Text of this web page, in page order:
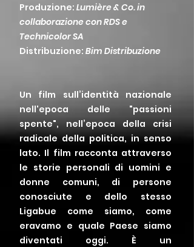
Produzione: Lumière & Co. in
collaborazione con RDS e
Technicolor SA
Distribuzione: Bim Distribuzione
Un film sull’identità nazionale
nell'epoca delle "passioni
spente", nell’epoca della crisi
radicale della politica, in senso
lato. Il film racconta attraverso
le storie personali di uomini e
donne comuni, di persone
conosciute e dello stesso
Ligabue come siamo, come
eravamo e quale Paese siamo
diventati oggi. È un